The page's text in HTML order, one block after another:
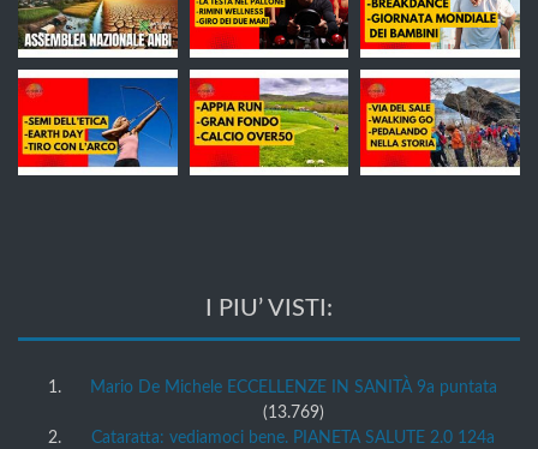
I PIU’ VISTI:
Mario De Michele ECCELLENZE IN SANITÀ 9a puntata
(13.769)
Cataratta: vediamoci bene. PIANETA SALUTE 2.0 124a